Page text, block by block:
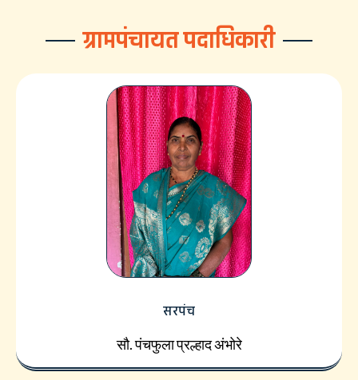
ग्रामपंचायत पदाधिकारी
सरपंच
सौ. पंचफुला प्रल्हाद अंभोरे